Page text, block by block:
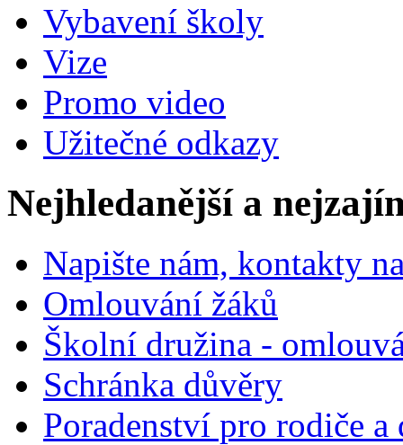
Vybavení školy
Vize
Promo video
Užitečné odkazy
Nejhledanější a
Napište nám, kontakty
Omlouvání žáků
Školní družina -
Schránka důvěry
Poradenství pro rodiče